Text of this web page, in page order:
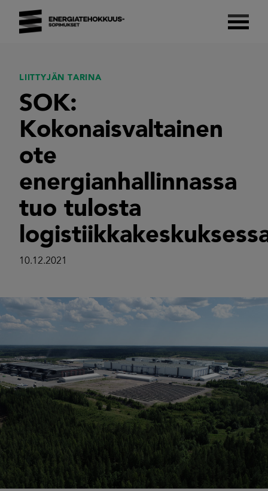
content
LIITTYJÄN TARINA
SOK:
Kokonaisvaltainen
ote
energianhallinnassa
tuo tulosta
10.12.2021